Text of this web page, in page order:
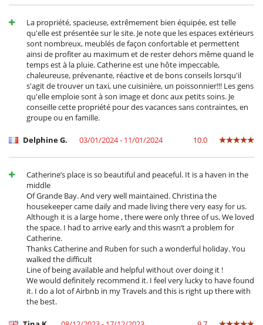
Frigorifero doppio
Frullatore
Lavatrice
Macchina
Macchina da caffè (a capsule)
Piastra per interni
Spremiagrumi
Per la vostra comodità e convenienza
Area relax
Aria condizionata in tutta la casa
Cortile interno
Sala di lettura
Salone e sala da mangiare nello stesso posto
Veranda
Zanzariere
Personale
Donna delle pulizie
La propriété, spacieuse, extrêmement bien équipée, est telle
qu'elle est présentée sur le site. Je note que les espaces extérieurs
sont nombreux, meublés de façon confortable et permettent
ainsi de profiter au maximum et de rester dehors même quand le
temps est à la pluie. Catherine est une hôte impeccable,
chaleureuse, prévenante, réactive et de bons conseils lorsqu'il
s'agit de trouver un taxi, une cuisinière, un poissonnier!!! Les gens
qu'elle emploie sont à son image et donc aux petits soins. Je
conseille cette propriété pour des vacances sans contraintes, en
groupe ou en famille.
Delphine G. 03/01/2024 - 11/01/2024 10.0
Catherine’s place is so beautiful and peaceful. It is a haven in the
middle
Of Grande Bay. And very well maintained. Christina the
housekeeper came daily and made living there very easy for us.
Although it is a large home , there were only three of us. We loved
the space. I had to arrive early and this wasn’t a problem for
Catherine.
Thanks Catherine and Ruben for such a wonderful holiday. You
walked the difficult
Line of being available and helpful without over doing it !
We would definitely recommend it. I feel very lucky to have found
it. I do a lot of Airbnb in my Travels and this is right up there with
the best.